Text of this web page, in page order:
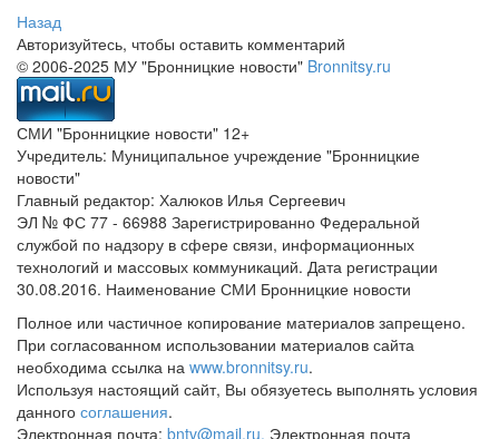
Назад
Авторизуйтесь, чтобы оставить комментарий
© 2006-2025 МУ "Бронницкие новости" Bronnitsy.ru
СМИ "Бронницкие новости" 12+
Учредитель: Муниципальное учреждение "Бронницкие
новости"
Главный редактор: Халюков Илья Сергеевич
ЭЛ № ФС 77 - 66988 Зарегистрированно Федеральной
службой по надзору в сфере связи, информационных
технологий и массовых коммуникаций. Дата регистрации
30.08.2016. Наименование СМИ Бронницкие новости
Полное или частичное копирование материалов запрещено.
При согласованном использовании материалов сайта
необходима ссылка на www.bronnitsy.ru.
Используя настоящий сайт, Вы обязуетесь выполнять условия
данного соглашения.
Электронная почта: bntv@mail.ru. Электронная почта